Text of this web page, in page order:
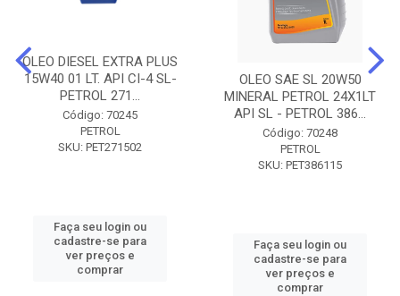
OLEO DIESEL EXTRA PLUS
15W40 01 LT. API CI-4 SL-
PETROL 271...
Código: 70245
PETROL
SKU: PET271502
Faça seu login ou
cadastre-se para
ver preços e
comprar
OLEO SAE SL 20W50
MINERAL PETROL 24X1LT
API SL - PETROL 386...
Código: 70248
PETROL
SKU: PET386115
Faça seu login ou
cadastre-se para
ver preços e
comprar